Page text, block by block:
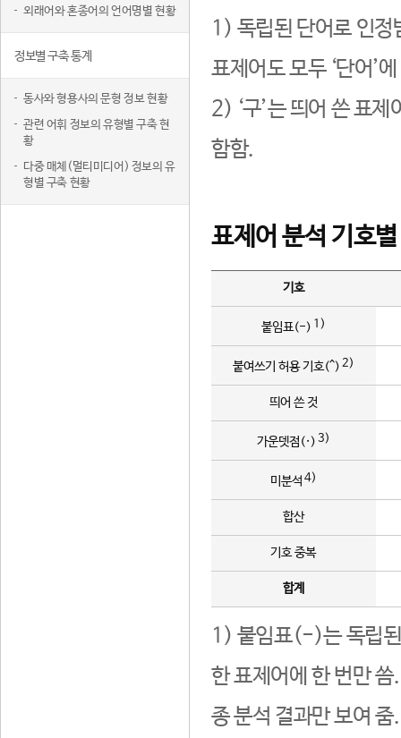
외래어와 혼종어의 언어명별 현황
정보별 구축 통계
동사와 형용사의 문형 정보 현황
관련 어휘 정보의 유형별 구축 현
황
다중 매체(멀티미디어) 정보의 유
형별 구축 현황
1) 독립된 단어로 인정
표제어도 모두 ‘단어’
2) ‘구’는 띄어 쓴 표
함함.
표제어 분석 기호
기호
붙임표(-) 1)
붙여쓰기 허용 기호(^) 2)
띄어 쓴 것
가운뎃점(·) 3)
미분석 4)
합산
기호 중복
합계
1) 붙임표(-)는 독립된
한 표제어에 한 번만
종 분석 결과만 보여